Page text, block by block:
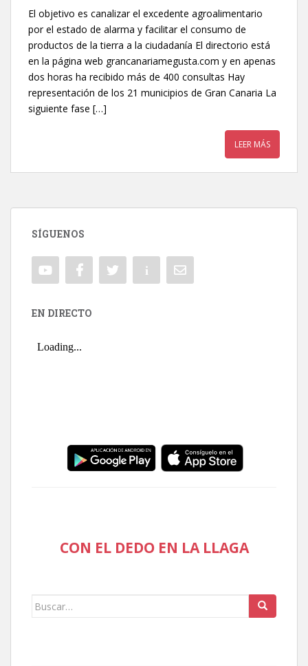
El objetivo es canalizar el excedente agroalimentario
por el estado de alarma y facilitar el consumo de
productos de la tierra a la ciudadanía El directorio está
en la página web grancanariamegusta.com y en apenas
dos horas ha recibido más de 400 consultas Hay
representación de los 21 municipios de Gran Canaria La
siguiente fase […]
LEER MÁS
SÍGUENOS
EN DIRECTO
CON EL DEDO EN LA LLAGA
Buscar: